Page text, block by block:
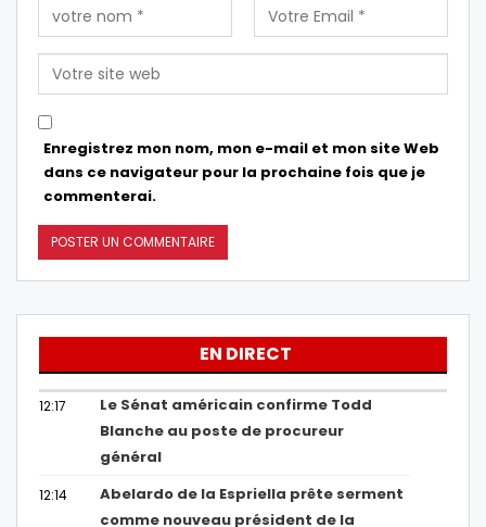
Enregistrez mon nom, mon e-mail et mon site Web
dans ce navigateur pour la prochaine fois que je
commenterai.
EN DIRECT
12:17
Le Sénat américain confirme Todd
Blanche au poste de procureur
général
12:14
Abelardo de la Espriella prête serment
comme nouveau président de la